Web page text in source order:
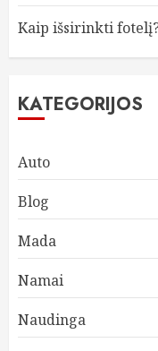
Kaip išsirinkti
KATEGORIJOS
Auto
Blog
Mada
Namai
Naudinga